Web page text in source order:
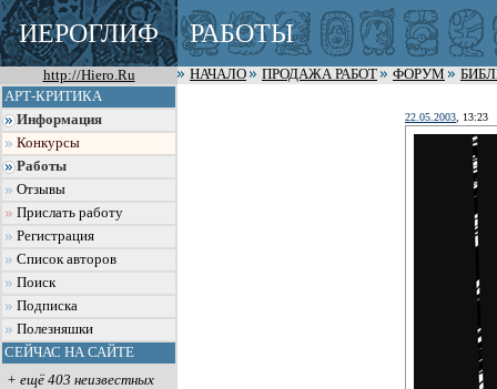
ИЕРОГЛИФ РАБОТЫ
http://Hiero.Ru НАЧАЛО ПРОДАЖА РАБОТ ФОРУМ
АРТ-КРИТИКА
Информация
Конкурсы
Работы
Отзывы
Прислать работу
Регистрация
Список авторов
Поиск
Подписка
Полезняшки
СЕЙЧАС НА САЙТЕ
+ ещё 403 неизвестных
22.05.2003 , 13:23